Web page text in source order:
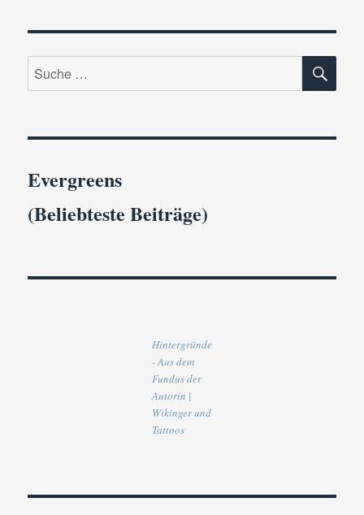
Suche
nach:
Evergreens
(Beliebteste Beiträge)
Hintergründe
- Aus dem
Fundus der
Autorin |
Wikinger und
Tattoos